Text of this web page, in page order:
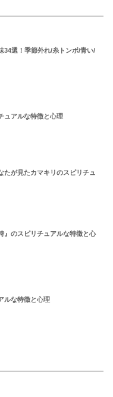
34選！季節外れ/糸トンボ/青い/
ュアルな特徴と心理
たが見たカマキリのスピリチュ
』のスピリチュアルな特徴と心
ルな特徴と心理